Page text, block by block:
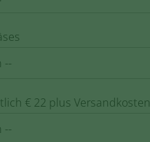
€ 22 plus Versandkosten